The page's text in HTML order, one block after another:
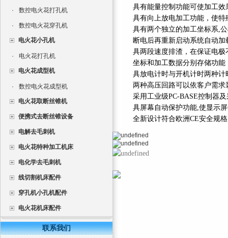
· 数控电火花打孔机
· 数控电火花穿孔机
电火花小孔机
· 电火花打孔机
电火花成型机
· 数控电火花成型机
电火花取断丝锥机
便携式去断丝锥设备
电解去毛刺机
电火花特种加工机床
电化学去毛刺机
线切割机床配件
穿孔机小孔机配件
电火花机床配件
联系我们
具有能量控制功能可使加工效
具有向上放电加工功能 ， 使特
具有两个独立的加工坐标系,
断电后再重新启动系统自动
具两段速度排渣 ， 在保证电极
坐标和加工数据分别存储功能
具放电计时与开机计时两种计
两种高压回路可以依客户需
采用工业级PC-BASE控制器及
具屏幕自动保护功能,使显示
全新设计符合欧洲CE安全规